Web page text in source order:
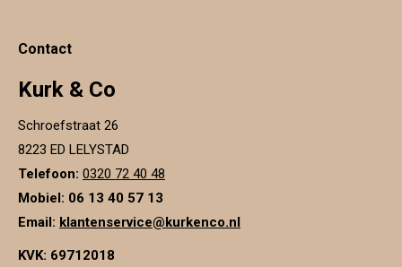
Contact
Kurk & Co
Schroefstraat 26
8223 ED LELYSTAD
Telefoon: 0320 72 40 48
Mobiel: 06 13 40 57 13
Email: klantenservice@kurkenco.nl
KVK: 69712018